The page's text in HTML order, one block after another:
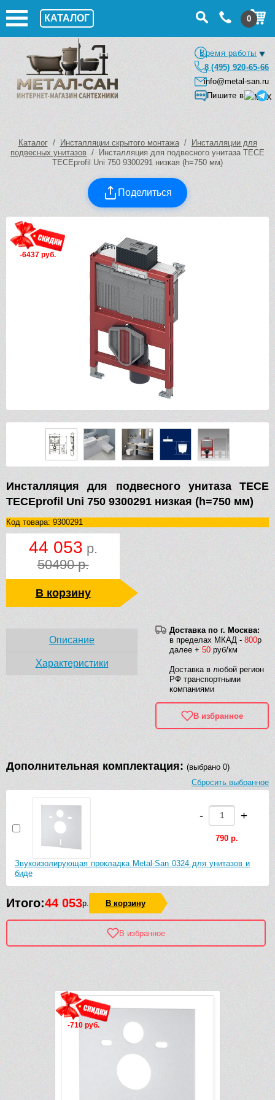
КАТАЛОГ 0
Время работы
8 (495) 920-65-66
info@metal-san.ru
Пишите в
Каталог/ Инсталляции скрытого монтажа/
Инсталляции для
подвесных унитазов / Инсталляция для подвесного унитаза TECE
TECEprofil Uni 750 9300291 низкая (h=750 мм)
Поделиться
-6437 руб.
Инсталляция для подвесного унитаза TECE
TECEprofil Uni 750 9300291 низкая (h=750 мм)
Код товара: 9300291
44 053 р.
50490 р.
В корзину
Доставка по г. Москва:
в пределах МКАД - 800р
далее + 50 руб/км
Доставка в любой регион
РФ транспортными
компаниями
В избранное
Описание
Характеристики
Дополнительная комплектация: (выбрано 0)
Сбросить выбранное
Звукоизолирующая прокладка Metal-San 0324 для унитазов и
биде
- +
790 р.
Итого:44 053р. В корзину
В избранное
-710 руб.